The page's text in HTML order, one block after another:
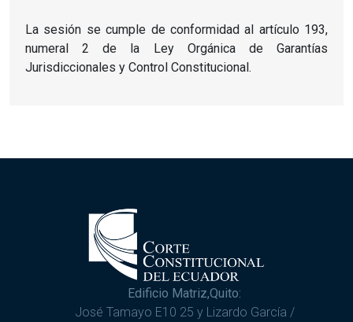
La sesión se cumple de conformidad al artículo 193,
numeral 2 de la Ley Orgánica de Garantías
Jurisdiccionales y Control Constitucional.
Edificio Matriz,Quito:
José Tamayo E10 25 y Lizardo García /